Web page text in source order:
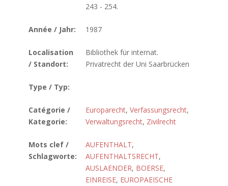
243 - 254.
Année / Jahr: 1987
Localisation
/ Standort:
Bibliothek für internat.
Privatrecht der Uni Saarbrücken
Type / Typ:
Catégorie /
Kategorie:
Europarecht, Verfassungsrecht,
Verwaltungsrecht, Zivilrecht
Mots clef /
Schlagworte:
AUFENTHALT,
AUFENTHALTSRECHT,
AUSLAENDER, BOERSE,
EINREISE, EUROPAEISCHE